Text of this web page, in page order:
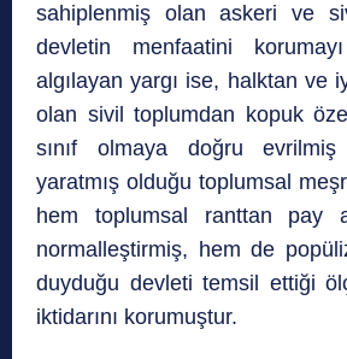
sahiplenmiş olan askeri ve
devletin menfaatini
algılayan yargı ise, halktan ve
olan sivil toplumdan kopuk
sınıf olmaya doğru
yaratmış olduğu toplumsal
hem toplumsal ranttan pay
normalleştirmiş, hem de
duyduğu devleti temsil ettiği
iktidarını korumuştur.